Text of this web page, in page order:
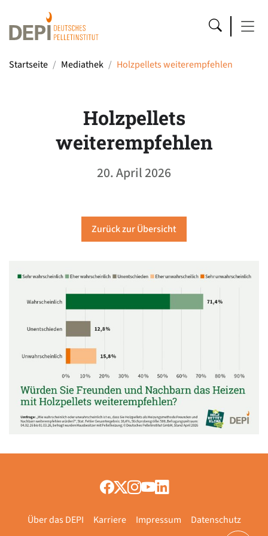
Startseite Mediathek Holzpellets weiterempfehlen
Holzpellets
weiterempfehlen
20. April 2026
Zurück zur Übersicht
Über das DEPI Karriere Impressum Datenschutz